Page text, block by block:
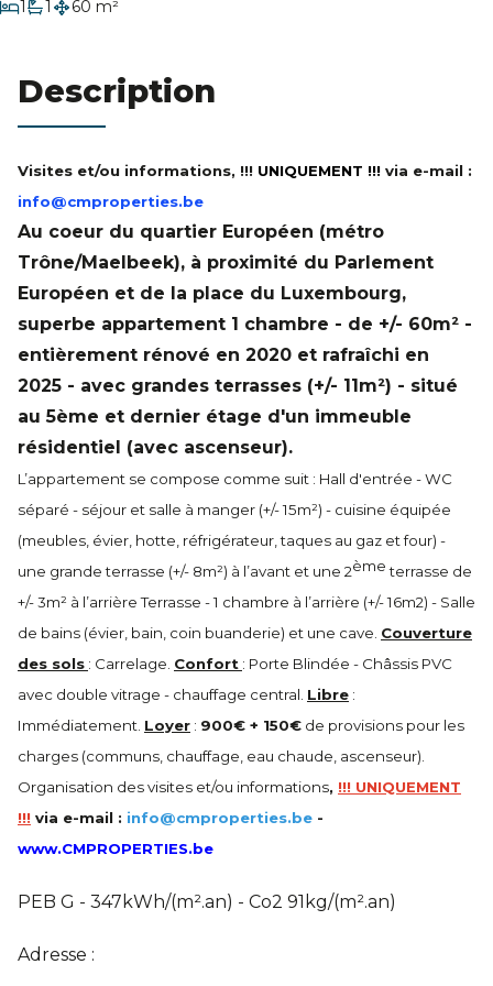
Estimation
1chambre
1
salle de bain
60 m²
Description
Visites et/ou informations, !!! UNIQUEMENT !!! via e-mail :
info@cmproperties.be
Au coeur du quartier Européen (métro
Trône/Maelbeek), à proximité du Parlement
Européen et de la place du Luxembourg,
superbe appartement 1 chambre - de +/- 60m² -
entièrement rénové en 2020 et rafraîchi en
2025 - avec grandes terrasses (+/- 11m²) - situé
au 5ème et dernier étage d'un immeuble
résidentiel (avec ascenseur).
L’appartement se compose comme suit : Hall d'entrée - WC
séparé - séjour et salle à manger (+/- 15m²) - cuisine équipée
(meubles, évier, hotte, réfrigérateur, taques au gaz et four) -
une grande terrasse (+/- 8m²) à l’avant et une 2èmeterrasse de
+/- 3m² à l’arrière Terrasse - 1 chambre à l’arrière (+/- 16m2) - Salle
de bains (évier, bain, coin buanderie) et une cave. Couverture
des sols : Carrelage. Confort : Porte Blindée - Châssis PVC
avec double vitrage - chauffage central. Libre :
Immédiatement. Loyer : 900€ + 150€ de provisions pour les
charges (communs, chauffage, eau chaude, ascenseur).
Organisation des visites et/ou informations, !!! UNIQUEMENT
!!! via e-mail : info@cmproperties.be -
www.CMPROPERTIES.be
PEB G - 347kWh/(m².an) - Co2 91kg/(m².an)
Adresse :